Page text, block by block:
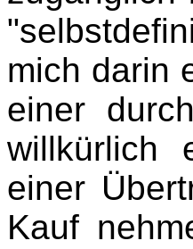
mich darin
einer
willkürlich
einer
Kauf